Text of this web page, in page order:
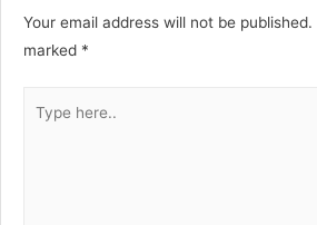
Your email address will not be published.
marked *